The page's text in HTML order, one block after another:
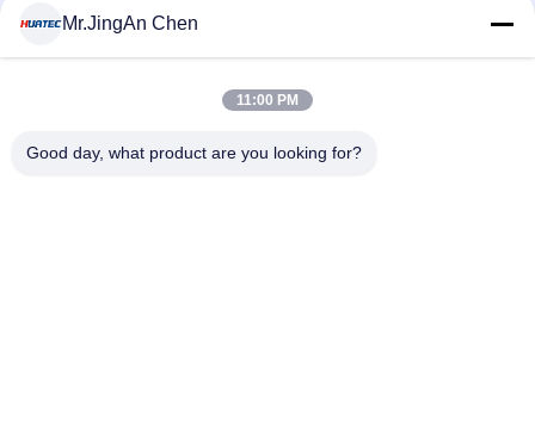
Beliebte Kategorien Alle
Ultraschall-
Mr.JingAn Chen
11:00 PM
Good day, what product are you looking for?